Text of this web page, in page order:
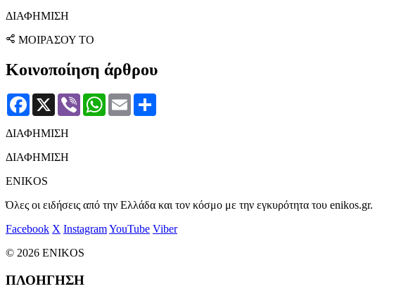
ΔΙΑΦΗΜΙΣΗ
ΜΟΙΡΑΣΟΥ ΤΟ
Κοινοποίηση άρθρου
Facebook
X Viber WhatsApp
Email
ΔΙΑΦΗΜΙΣΗ
ΔΙΑΦΗΜΙΣΗ
ENIKOS
Όλες οι ειδήσεις από την Ελλάδα και τον κόσμο με την εγκυρότητα του enikos.gr.
Facebook X InstagramYouTube Viber
© 2026 ENIKOS
ΠΛΟΗΓΗΣΗ